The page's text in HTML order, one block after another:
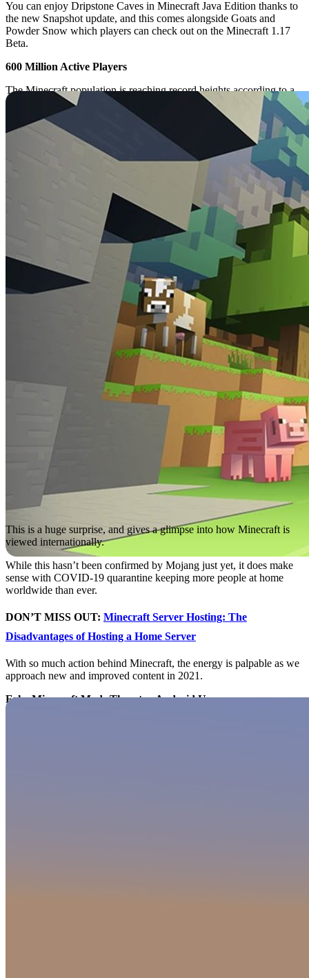
You can enjoy Dripstone Caves in Minecraft Java Edition thanks to
the new Snapshot update, and this comes alongside Goats and
Powder Snow which players can check out on the Minecraft 1.17
Beta.
600 Million Active Players
The Minecraft population is reaching record heights according to a
This report suggests that 400 million of the 600 million
active players it suggests come from China.
This is a huge surprise, and gives a glimpse into how Minecraft is
viewed internationally.
While this hasn’t been confirmed by Mojang just yet, it does make
sense with COVID-19 quarantine keeping more people at home
worldwide than ever.
DON’T MISS OUT: Minecraft Server Hosting: The
Disadvantages of Hosting a Home Server
With so much action behind Minecraft, the energy is palpable as we
approach new and improved content in 2021.
Fake Minecraft Mods Threaten Android Users